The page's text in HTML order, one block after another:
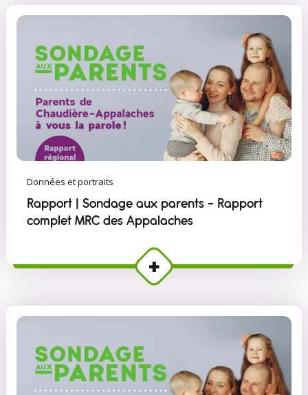
Données et portraits
Rapport | Sondage aux parents - Rapport
complet MRC des Appalaches